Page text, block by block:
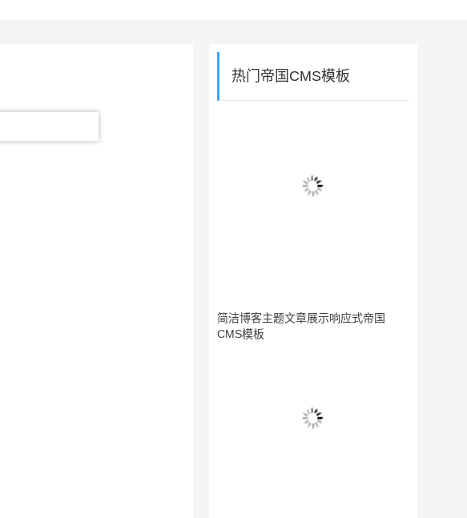
热门帝国CMS模板
简洁博客主题文章展示响应式帝国
CMS模板